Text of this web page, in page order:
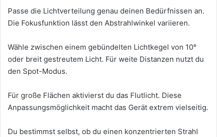
Passe die Lichtverteilung genau deinen Bedürfnissen an.
Die Fokusfunktion lässt den Abstrahlwinkel variieren.
Wähle zwischen einem gebündelten Lichtkegel von 10°
oder breit gestreutem Licht. Für weite Distanzen nutzt du
den Spot-Modus.
Für große Flächen aktivierst du das Flutlicht. Diese
Anpassungsmöglichkeit macht das Gerät extrem vielseitig.
Du bestimmst selbst, ob du einen konzentrierten Strahl